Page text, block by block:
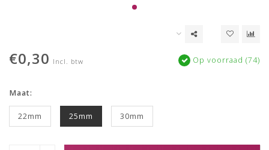
€0,30 Incl. btw Op voorraad (74)
Maat:
22mm 25mm 30mm